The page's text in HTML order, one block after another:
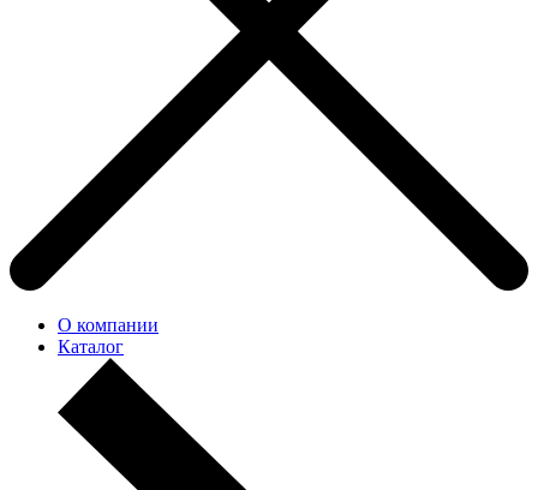
О компании
Каталог